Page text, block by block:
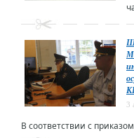
3
В соответствии с